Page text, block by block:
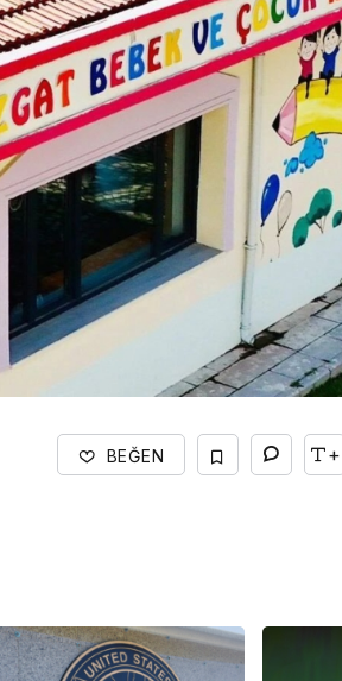
BEĞEN +